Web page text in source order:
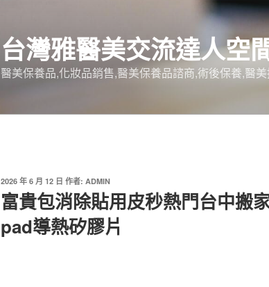
台灣雅醫美交流達人空
醫美保養品,化妝品銷售,醫美保養品諮商,術後保養,醫
發
佈
於
2026 年 6 月 12 日 作者: ADMIN
富貴包消除貼用皮秒熱門台中搬
pad導熱矽膠片